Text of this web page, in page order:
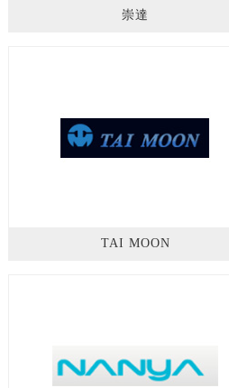
崇達
TAI MOON